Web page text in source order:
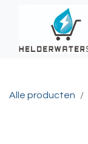
Alle producten